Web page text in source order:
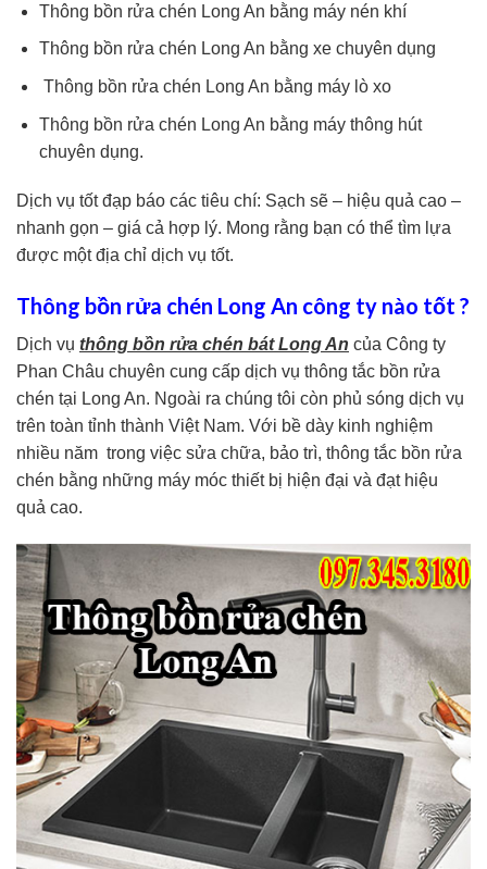
Thông bồn rửa chén Long An bằng máy nén khí
Thông bồn rửa chén Long An bằng xe chuyên dụng
Thông bồn rửa chén Long An bằng máy lò xo
Thông bồn rửa chén Long An bằng máy thông hút
chuyên dụng.
Dịch vụ tốt đạp báo các tiêu chí: Sạch sẽ – hiệu quả cao –
nhanh gọn – giá cả hợp lý. Mong rằng bạn có thể tìm lựa
được một địa chỉ dịch vụ tốt.
Thông bồn rửa chén Long An công ty nào tốt ?
Dịch vụ thông bồn rửa chén bát Long An của Công ty
Phan Châu chuyên cung cấp dịch vụ thông tắc bồn rửa
chén tại Long An. Ngoài ra chúng tôi còn phủ sóng dịch vụ
trên toàn tỉnh thành Việt Nam. Với bề dày kinh nghiệm
nhiều năm trong việc sửa chữa, bảo trì, thông tắc bồn rửa
chén bằng những máy móc thiết bị hiện đại và đạt hiệu
quả cao.